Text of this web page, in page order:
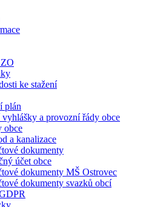
ke stažení
plán
vyhlášky a provozní řády obce
obce
a kanalizace
dokumenty
účet obce
dokumenty MŠ Ostrovec
dokumenty svazků obcí